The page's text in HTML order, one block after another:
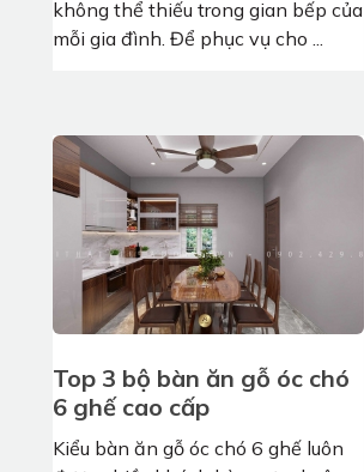
không thể thiếu trong gian bếp của
mỗi gia đình. Để phục vụ cho ...
Top 3 bộ bàn ăn gỗ óc chó
6 ghế cao cấp
Kiểu bàn ăn gỗ óc chó 6 ghế luôn